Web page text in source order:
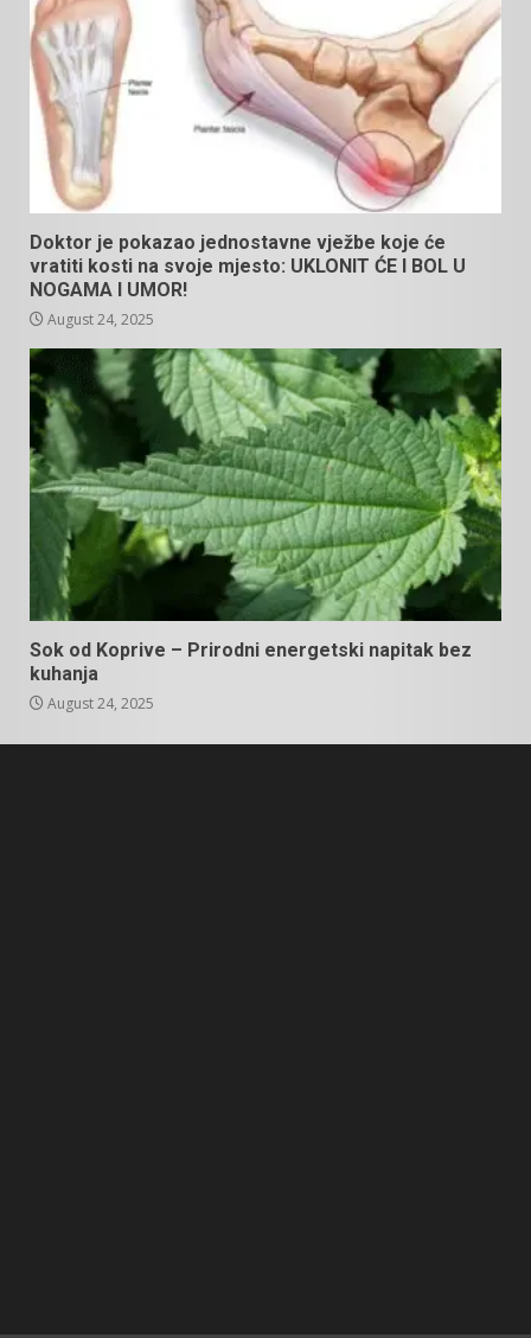
Doktor je pokazao jednostavne vježbe koje će
vratiti kosti na svoje mjesto: UKLONIT ĆE I BOL U
NOGAMA I UMOR!
August 24, 2025
Sok od Koprive – Prirodni energetski napitak bez
kuhanja
August 24, 2025